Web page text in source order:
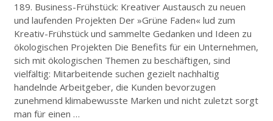
189. Business-Frühstück: Kreativer Austausch zu neuen
und laufenden Projekten Der »Grüne Faden« lud zum
Kreativ-Frühstück und sammelte Gedanken und Ideen zu
ökologischen Projekten Die Benefits für ein Unternehmen,
sich mit ökologischen Themen zu beschäftigen, sind
vielfältig: Mitarbeitende suchen gezielt nachhaltig
handelnde Arbeitgeber, die Kunden bevorzugen
zunehmend klimabewusste Marken und nicht zuletzt sorgt
man für einen …